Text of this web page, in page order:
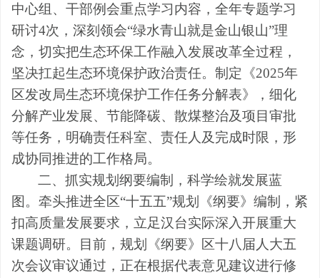
中心组、干部例会重点学习内容，全年专题学习
研讨4次，深刻领会“绿水青山就是金山银山”理
念，切实把生态环保工作融入发展改革全过程，
坚决扛起生态环境保护政治责任。制定《2025年
区发改局生态环境保护工作任务分解表》，细化
分解产业发展、节能降碳、散煤整治及项目审批
等任务，明确责任科室、责任人及完成时限，形
成协同推进的工作格局。
二、抓实规划纲要编制，科学绘就发展蓝
图。 牵头推进全区“十五五”规划《纲要》编制，紧
扣高质量发展要求，立足汉台实际深入开展重大
课题调研。目前，规划《纲要》区十八届人大五
次会议审议通过，正在根据代表意见建议进行修